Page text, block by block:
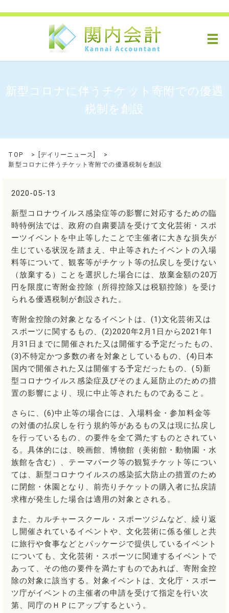
メ
新型コロナに伴うチケット寄附での優遇
税制を創設
TOP デイリーニュース
新型コロナに伴うチケット寄附での優遇税制を創設
2020-05-13
新型コロナウイルス感染症等の影響に対応するための臨
時特例法では、政府の自粛要請を受けて文化芸術・スポ
ーツイベントを中止等したことで主催者に大きな損失が
生じている状況を踏まえ、中止等されたイベントの入場
料等について、観客等がチケット等の払戻しを受けない
（放棄する）ことを選択した場合には、放棄金額の20万
円を限度に寄附金控除（所得控除又は税額控除）を受け
られる優遇税制が創設された。
寄附金控除の対象となるイベントは、(1)文化芸術又は
スポーツに関するもの、(2)2020年2月1日から2021年1
月31日までに開催された又は開催する予定だったもの、
(3)不特定かつ多数の者を対象としているもの、(4)日本
国内で開催された又は開催する予定だったもの、(5)新
型コロナウイルス感染症及びそのまん延防止のための措
置の影響により、現に中止等されたものであること。
さらに、(6)中止等の場合には、入場料金・参加料金等
の対価の払戻しを行う規約等があるもの又は現に払戻し
を行っているもの、の要件を全て満たすものとされてい
る。具体的には、映画館、博物館（美術館・動物園・水
族館を含む）、テーマパーク等の観覧チケット等につい
ては、新型コロナウイルスの感染拡大防止の措置のため
に閉館・休園となり、前売りチケットの購入者に払戻請
求権が発生した場合は適用の対象とされる。
また、カルチャースクール・スポーツジムなど、繰り返
し開催されているイベントや、文化芸術に係る催しと共
に旅行や食事などとパッケージで提供しているイベント
についても、文化芸術・スポーツに関連するイベントで
あって、その他の要件を満たすものであれば、寄附金控
除の対象に該当する。対象イベントは、文化庁・スポー
ツ庁がイベントの主催者の申請を受けて指定を行い次
第、同庁のＨＰにアップするという。